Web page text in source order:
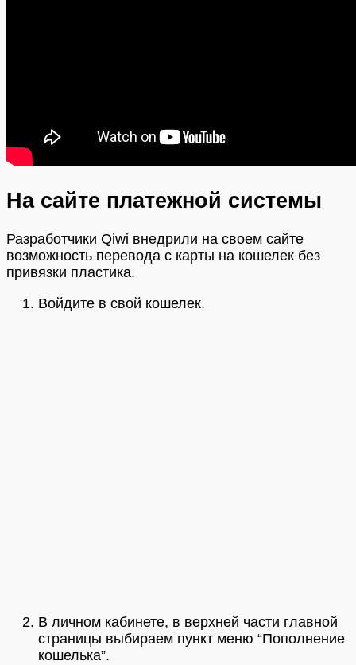
На сайте платежной системы
Разработчики Qiwi внедрили на своем сайте
возможность перевода с карты на кошелек без
привязки пластика.
Войдите в свой кошелек.
В личном кабинете, в верхней части главной
страницы выбираем пункт меню “Пополнение
кошелька”.